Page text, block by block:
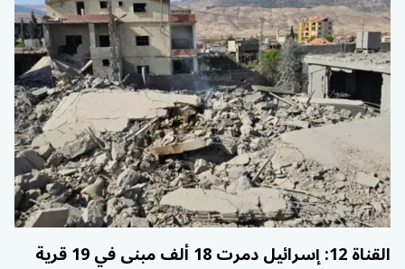
القناة 12: إسرائيل دمرت 18 ألف مبنى في 19 قرية